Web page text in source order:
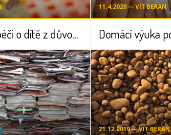
Ošetřovné při péči o dítě z důvodu uzavření školy
11.4.2020 ― VÍT BERAN
21.12.2019 ― VÍT BERAN